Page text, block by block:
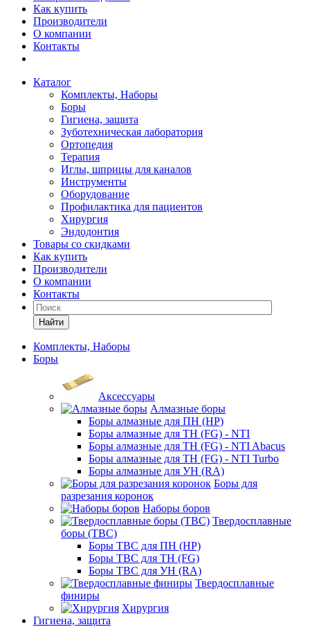
Как купить
Производители
О компании
Контакты
Каталог
Комплекты, Наборы
Боры
Гигиена, защита
Зуботехническая лаборатория
Ортопедия
Терапия
Иглы, шприцы для каналов
Инструменты
Оборудование
Профилактика для пациентов
Хирургия
Эндодонтия
Товары со скидками
Как купить
Производители
О компании
Контакты
Найти
Комплекты, Наборы
Боры
Аксессуары
Алмазные боры
Боры алмазные для ПН (HP)
Боры алмазные для ТН (FG) - NTI
Боры алмазные для ТН (FG) - NTI Abacus
Боры алмазные для ТН (FG) - NTI Turbo
Боры алмазные для УН (RA)
Боры для
разрезания коронок
Наборы боров
Твердосплавные
боры (ТВС)
Боры ТВС для ПН (HP)
Боры ТВС для ТН (FG)
Боры ТВС для УН (RA)
Твердосплавные
финиры
Хирургия
Гигиена, защита